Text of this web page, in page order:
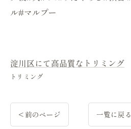
ル#マルプー
淀川区にて高品質なトリミング
トリミング
< 前のページ 一覧に戻る